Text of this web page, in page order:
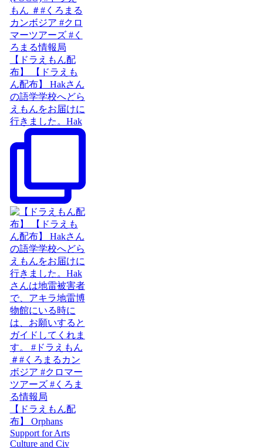
【ドラえもん配
布】 【ドラえも
ん配布】 Hakさん
の語学学校へどら
えもんをお届けに
行きました。Hak
【ドラえもん配
布】 Orphans
Support for Arts
Culture and Civ